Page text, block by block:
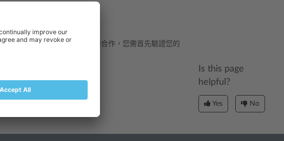
證該代碼。與一些廣告供應商合作，您需首先驗證您的
Is this page
helpful?
Yes No